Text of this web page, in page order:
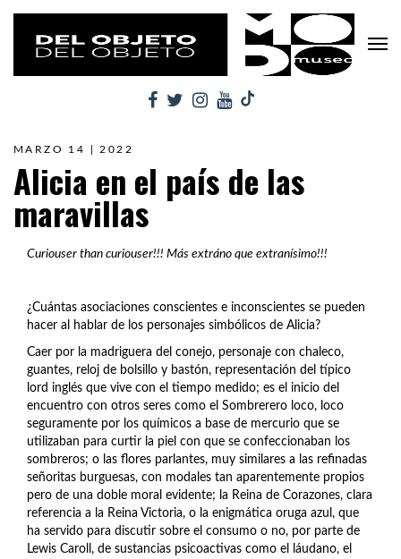
MARZO 14 | 2022
Alicia en el país de las
maravillas
Curiouser than curiouser!!! Más extráno que extranísimo!!!
¿Cuántas asociaciones conscientes e inconscientes se pueden
hacer al hablar de los personajes simbólicos de Alicia?
Caer por la madriguera del conejo, personaje con chaleco,
guantes, reloj de bolsillo y bastón, representación del típico
lord inglés que vive con el tiempo medido; es el inicio del
encuentro con otros seres como el Sombrerero loco, loco
seguramente por los químicos a base de mercurio que se
utilizaban para curtir la piel con que se confeccionaban los
sombreros; o las flores parlantes, muy similares a las refinadas
señoritas burguesas, con modales tan aparentemente propios
pero de una doble moral evidente; la Reina de Corazones, clara
referencia a la Reina Victoria, o la enigmática oruga azul, que
ha servido para discutir sobre el consumo o no, por parte de
Lewis Caroll, de sustancias psicoactivas como el láudano, el